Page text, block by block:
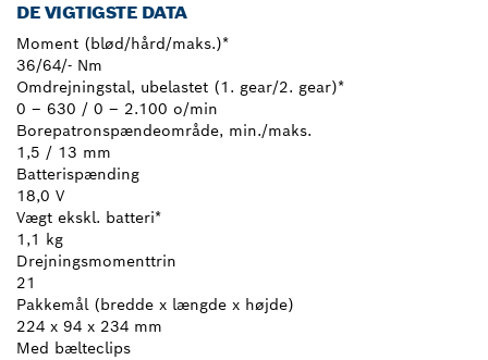
DE VIGTIGSTE DATA
Moment (blød/hård/maks.)*
36/64/- Nm
Omdrejningstal, ubelastet (1. gear/2. gear)*
0 – 630 / 0 – 2.100 o/min
Borepatronspændeområde, min./maks.
1,5 / 13 mm
Batterispænding
18,0 V
Vægt ekskl. batteri*
1,1 kg
Drejningsmomenttrin
21
Pakkemål (bredde x længde x højde)
224 x 94 x 234 mm
Med bælteclips